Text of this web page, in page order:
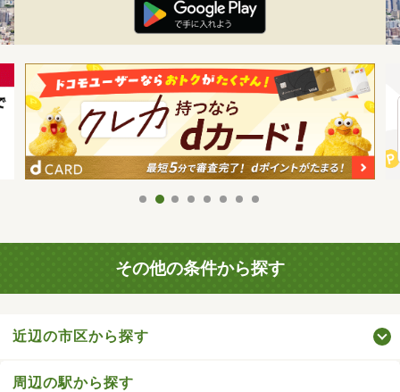
その他の条件から探す
近辺の市区から探す
周辺の駅から探す